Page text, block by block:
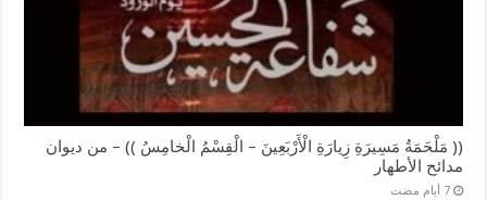
(( مَلْحَمَةُ مَسِيرَةِ زِيارَةِ الْأَرْبَعِينَ – الْقِسْمُ الْخامِسُ )) – من ديوان
مدائح الأطهار
‏7 أيام مضت